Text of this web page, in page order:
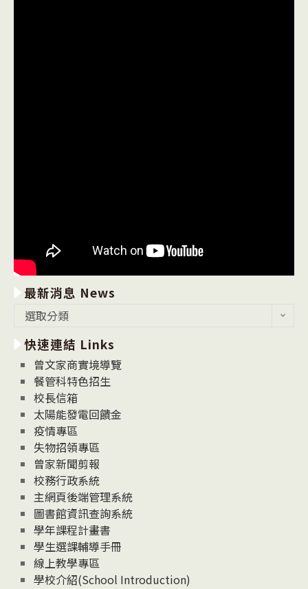
最新消息 News
消
息
News
選取分類
快速連結 Links
曾文家商實境導覽
餐管科特色招生
校長信箱
太陽能發電回饋金
疫情專區
失物招領專區
曾家新聞剪報
校務行政系統
主網頁後端管理系統
圖書館資訊查詢系統
學年課程計畫書
學生選課輔導手冊
線上教學專區
學校介紹(School Introduction)